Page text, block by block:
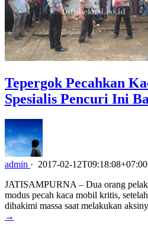
Tepergok Pecahkan
Spesialis Pencuri Ini
admin · 2017-02-12T09:18:08+07:00
JATISAMPURNA – Dua orang
modus pecah kaca mobil kritis,
dihakimi massa saat melakukan
→